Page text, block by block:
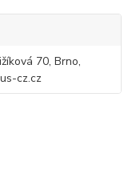
70, Brno,
cz.cz